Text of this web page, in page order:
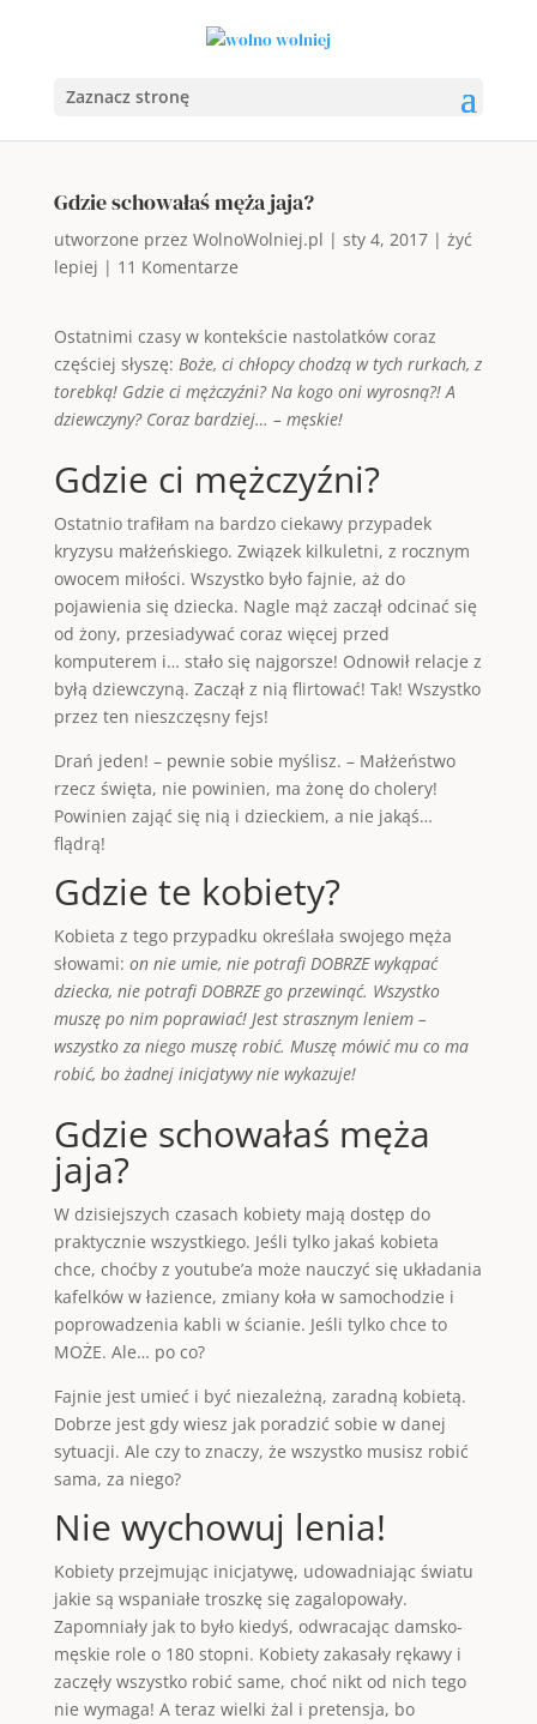
Zaznacz stronę
Gdzie schowałaś męża jaja?
utworzone przez WolnoWolniej.pl | sty 4, 2017| żyć
lepiej | 11 Komentarze
Ostatnimi czasy w kontekście nastolatków coraz
częściej słyszę: Boże, ci chłopcy chodzą w tych rurkach, z
torebką! Gdzie ci mężczyźni? Na kogo oni wyrosną?! A
dziewczyny? Coraz bardziej… – męskie!
Gdzie ci mężczyźni?
Ostatnio trafiłam na bardzo ciekawy przypadek
kryzysu małżeńskiego. Związek kilkuletni, z rocznym
owocem miłości. Wszystko było fajnie, aż do
pojawienia się dziecka. Nagle mąż zaczął odcinać się
od żony, przesiadywać coraz więcej przed
komputerem i… stało się najgorsze! Odnowił relacje z
byłą dziewczyną. Zaczął z nią flirtować! Tak! Wszystko
przez ten nieszczęsny fejs!
Drań jeden! – pewnie sobie myślisz. – Małżeństwo
rzecz święta, nie powinien, ma żonę do cholery!
Powinien zająć się nią i dzieckiem, a nie jakąś…
flądrą!
Gdzie te kobiety?
Kobieta z tego przypadku określała swojego męża
słowami: on nie umie, nie potrafi DOBRZE wykąpać
dziecka, nie potrafi DOBRZE go przewinąć. Wszystko
muszę po nim poprawiać! Jest strasznym leniem –
wszystko za niego muszę robić. Muszę mówić mu co ma
robić, bo żadnej inicjatywy nie wykazuje!
Gdzie schowałaś męża
jaja?
W dzisiejszych czasach kobiety mają dostęp do
praktycznie wszystkiego. Jeśli tylko jakaś kobieta
chce, choćby z youtube’a może nauczyć się układania
kafelków w łazience, zmiany koła w samochodzie i
poprowadzenia kabli w ścianie. Jeśli tylko chce to
MOŻE. Ale… po co?
Fajnie jest umieć i być niezależną, zaradną kobietą.
Dobrze jest gdy wiesz jak poradzić sobie w danej
sytuacji. Ale czy to znaczy, że wszystko musisz robić
sama, za niego?
Nie wychowuj lenia!
Kobiety przejmując inicjatywę, udowadniając światu
jakie są wspaniałe troszkę się zagalopowały.
Zapomniały jak to było kiedyś, odwracając damsko-
męskie role o 180 stopni. Kobiety zakasały rękawy i
zaczęły wszystko robić same, choć nikt od nich tego
nie wymaga! A teraz wielki żal i pretensja, bo